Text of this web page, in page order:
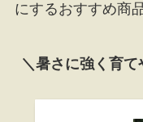
にするおすすめ商
＼暑さに強く育